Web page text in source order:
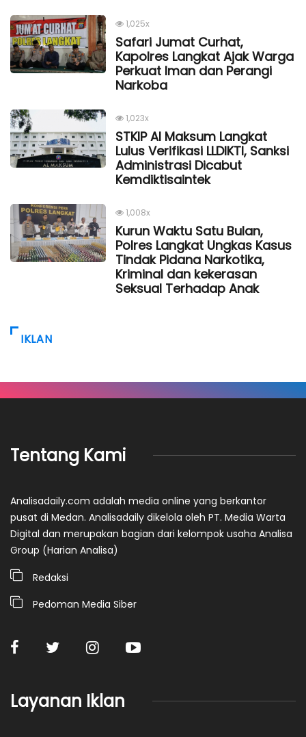
1,025x
Safari Jumat Curhat,
Kapolres Langkat Ajak Warga
Perkuat Iman dan Perangi
Narkoba
1,023x
STKIP Al Maksum Langkat
Lulus Verifikasi LLDIKTI, Sanksi
Administrasi Dicabut
Kemdiktisaintek
1,008x
Kurun Waktu Satu Bulan,
Polres Langkat Ungkas Kasus
Tindak Pidana Narkotika,
Kriminal dan kekerasan
Seksual Terhadap Anak
IKLAN
Tentang Kami
Analisadaily.com adalah media online yang berkantor
pusat di Medan. Analisadaily dikelola oleh PT. Media Warta
Digital dan merupakan bagian dari kelompok usaha Analisa
Group (Harian Analisa)
Redaksi
Pedoman Media Siber
Layanan Iklan